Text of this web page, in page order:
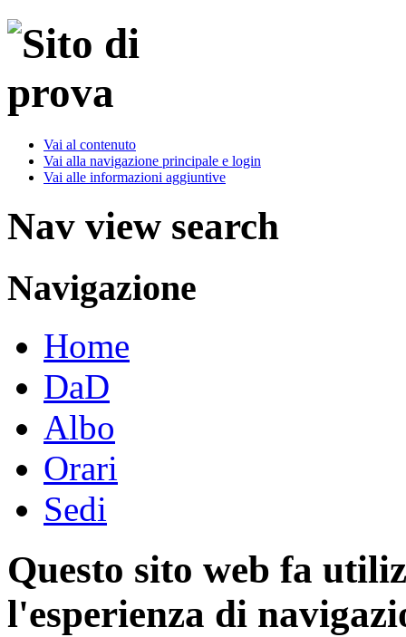
Vai al contenuto
Vai alla navigazione principale e login
Vai alle informazioni aggiuntive
Nav view search
Navigazione
Home
DaD
Albo
Orari
Sedi
Questo sito web fa
l'esperienza di